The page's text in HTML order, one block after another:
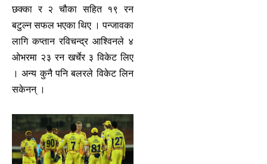
छक्का र २ चौका सहित १९ रन
बटुल्न सफल भएका थिए । पन्जावका
लागि कप्तान रविचन्द्र आश्विनले ४
ओभरमा २३ रन खर्चेर ३ विकेट लिए
। अन्य कुनै पनि बलरले विकेट लिन
सकेनन् ।